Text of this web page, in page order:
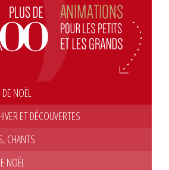
NOËL
ET DÉCOUVERTES
CHANTS
NOËL